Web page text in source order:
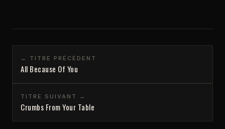
← TITRE PRÉCÉDENT
All Because Of You
TITRE SUIVANT →
Crumbs From Your Table